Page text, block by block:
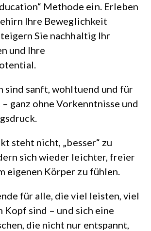
Methode ein. Erleben
Ihre Beweglichkeit
Sie nachhaltig Ihr
und Ihre
sind sanft, wohltuend und für
ganz ohne Vorkenntnisse und
steht nicht, „besser“ zu
sich wieder leichter, freier
eigenen Körper zu fühlen.
für alle, die viel leisten, viel
Kopf sind – und sich eine
die nicht nur entspannt,